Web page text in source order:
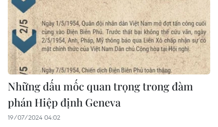
Những dấu mốc quan trọng trong đàm
phán Hiệp định Geneva
19/07/2024 04:02